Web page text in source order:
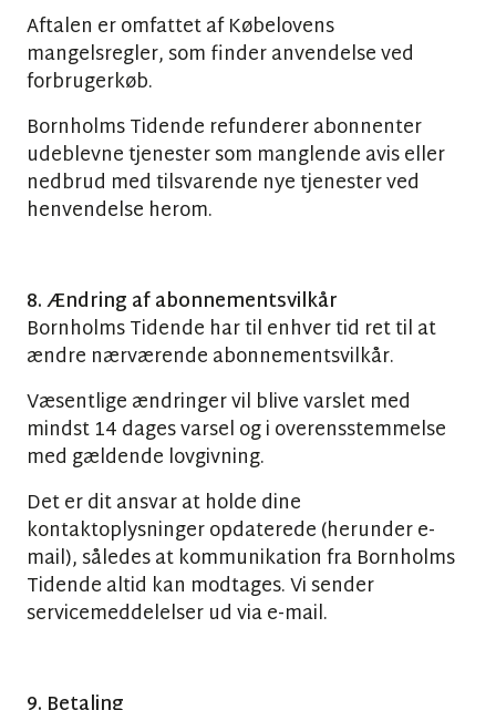
Aftalen er omfattet af Købelovens
mangelsregler, som finder anvendelse ved
forbrugerkøb.
Bornholms Tidende refunderer abonnenter
udeblevne tjenester som manglende avis eller
nedbrud med tilsvarende nye tjenester ved
henvendelse herom.
8. Ændring af abonnementsvilkår
Bornholms Tidende har til enhver tid ret til at
ændre nærværende abonnementsvilkår.
Væsentlige ændringer vil blive varslet med
mindst 14 dages varsel og i overensstemmelse
med gældende lovgivning.
Det er dit ansvar at holde dine
kontaktoplysninger opdaterede (herunder e-
mail), således at kommunikation fra Bornholms
Tidende altid kan modtages. Vi sender
servicemeddelelser ud via e-mail.